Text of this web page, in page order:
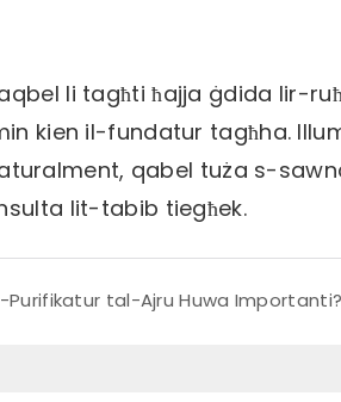
li tagħti ħajja ġdida lir-
kien il-fundatur tagħha.
qabel tuża s-
lit-tabib tiegħek.
Purifikatur tal-Ajru Huwa Importanti?